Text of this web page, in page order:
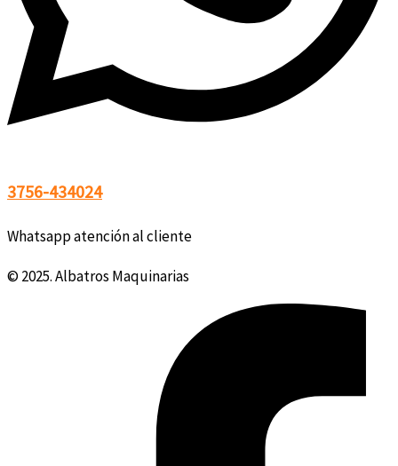
3756-434024
Whatsapp atención al cliente
© 2025. Albatros Maquinarias